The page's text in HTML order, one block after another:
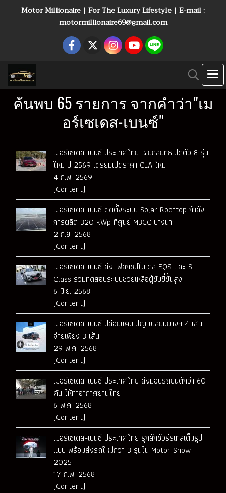
Motor Millionaire | For The Luxury Lifestyle | E-mail :
motormillionaire69@gmail.com
ค้นพบ 65 รายการ จากคำว่า"เม
อร์เซเดส-เบนซ์"
เมอร์เซเดส-เบนซ์ ประเทศไทย เผยกลยุทธเปิดตัว 8 รุ่น
ใหม่ ปี 2569 เตรียมเปิดราคา CLA ใหม่
4 ก.พ. 2569
(Content)
เมอร์เซเดส-เบนซ์ ติดตั้งระบบ Solar Rooftop กำลัง
การผลิต 320 kWp ที่ศูนย์ MBCC บางนา
2 ก.ย. 2568
(Content)
เมอร์เซเดส-เบนซ์ ส่งแฟลกชิปโมเดล EQS และ S-
Class ร่วมทดสอบระบบช่วยเหลือผู้ขับขี่ขั้นสูง
6 มิ.ย. 2568
(Content)
เมอร์เซเดส-เบนซ์ ปล่อยแคมเปญ เปลี่ยนยางฯ 4 เส้น
จ่ายเพียง 3 เส้น
29 พ.ค. 2568
(Content)
เมอร์เซเดส-เบนซ์ ประเทศไทย ส่งมอบรถยนต์กว่า 60
คัน ให้ท่าอากาศยานไทย
6 พ.ค. 2568
(Content)
เมอร์เซเดส-เบนซ์ ประเทศไทย รุกลักชัวรีรีเทลเต็มรูป
แบบ พร้อมส่งรถใหม่กว่า 3 รุ่นใน Motor Show
2025
17 ก.พ. 2568
(Content)